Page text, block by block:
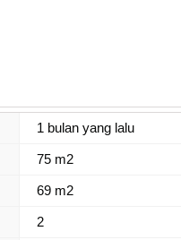
1 bulan yang lalu
75 m2
69 m2
2